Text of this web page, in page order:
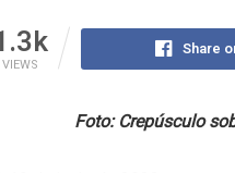
VIEWS
Share
Foto: Crepúsculo